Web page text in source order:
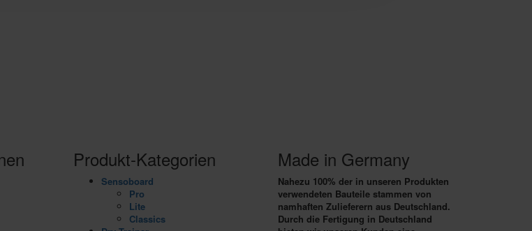
Produkt-Kategorien
Sensoboard
Pro
Lite
Classics
Made in Germany
Nahezu 100% der in unseren Produkten
verwendeten Bauteile stammen von
namhaften Zulieferern aus Deutschland.
Durch die Fertigung in Deutschland